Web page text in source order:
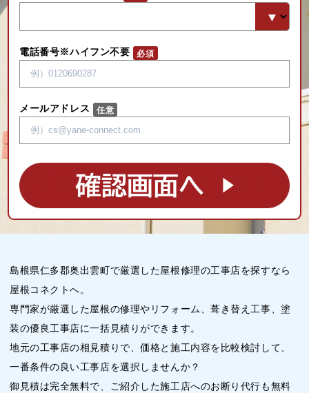
電話番号※ハイフン不要
メールアドレス
島根県仁多郡奥出雲町で厳選した屋根修理の工事店を探すなら
屋根コネクトへ。
専門家が厳選した屋根の修理やリフォーム、葺き替え工事、塗
装の優良工事店に一括見積りができます。
地元の工事店の相見積りで、価格と施工内容を比較検討して、
一番条件の良い工事店を選択しませんか？
御見積は完全無料で、ご紹介した施工店へのお断り代行も無料